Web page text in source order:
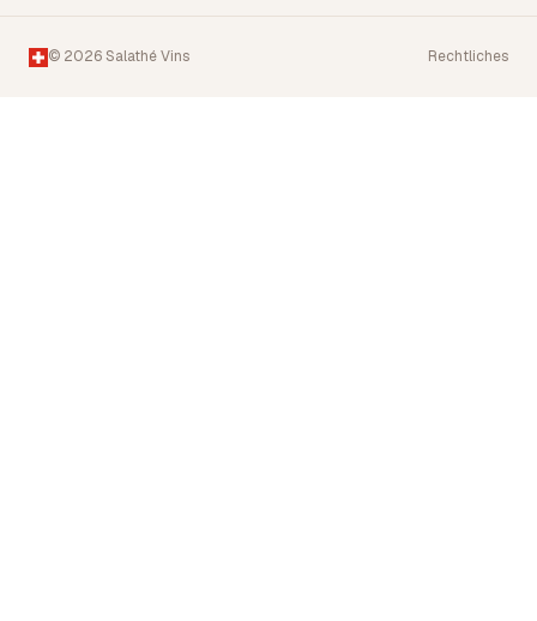
© 2026 Salathé Vins Rechtliches